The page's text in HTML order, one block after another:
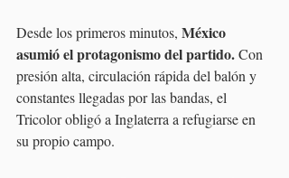
Desde los primeros minutos, México
asumió el protagonismo del partido. Con
presión alta, circulación rápida del balón y
constantes llegadas por las bandas, el
Tricolor obligó a Inglaterra a refugiarse en
su propio campo.